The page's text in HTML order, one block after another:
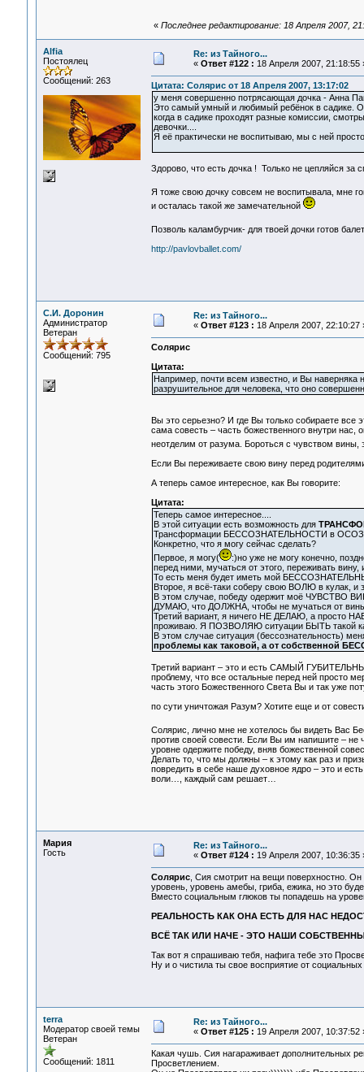
« Последнее редактирование: 18 Апреля 2007,
Alfia
Постоялец
Сообщений: 263
Re: из Тайного...
« Ответ #122 : 18 Апреля 2007, 21:18:55
Цитата: Солярис от 18 Апреля 2007, 13:17:02
у меня совершенно потрясающая дочка - Анна
Это самый умный и любимый ребёнок в садике.
когда в садике проходят разные комиссии,
девочки....
Я её практически не воспитываю, мы с ней
Здорово, что есть дочка ! Только не цепляйся за
Я тоже свою дочку совсем не воспитывала, мне
и осталась такой же замечательной
Позволь каламбурчик- для твоей дочки готов
http://pavlovballet.com/
С.И. Доронин
Администратор
Ветеран
Сообщений: 795
Re: из Тайного...
« Ответ #123 : 18 Апреля 2007, 22:10:27
Солярис
Цитата:
Например, почти всем известно, и Вы наверняка
разрушительное для человека, что оно
Вы это серьезно? И где Вы только собираете все
сама совесть – часть божественного внутри
неотделим от разума. Бороться с чувством
Если Вы переживаете свою вину перед
А теперь самое интересное, как Вы говорите:
Цитата:
Теперь самое интересное....
В этой ситуации есть возможность для
Трансформации БЕССОЗНАТЕЛЬНОСТИ в
Конкретно, что я могу сейчас сделать?
Первое, я могу(
:)но уже не могу конечно,
перед ними, мучаться от этого, переживать вину,
То есть меня будет иметь мой
Второе, я всё-таки соберу свою ВОЛЮ в кулак, и
В этом случае, победу одержит моё ЧУВСТВО
ДУМАЮ, что ДОЛЖНА, чтобы не мучаться от
Третий вариант, я ничего НЕ ДЕЛАЮ, а просто
проживаю. Я ПОЗВОЛЯЮ ситуации БЫТЬ такой
В этом случае ситуация
проблемы как таковой, а от собственной
Третий вариант – это и есть САМЫЙ
проблему, что все остальные перед ней просто
часть этого Божественного Света Вы и так уже
по сути уничтожая Разум? Хотите еще и от
Солярис, лично мне не хотелось бы видеть Вас
против своей совести. Если Вы им напишите –
уровне одержите победу, вняв божественной
Делать то, что мы должны – к этому как раз и
повредить в себе наше духовное ядро – это и
воли…, каждый сам решает…
Мария
Гость
Re: из Тайного...
« Ответ #124 : 19 Апреля 2007, 10:36:35
Солярис, Сия смотрит на вещи поверхностно. Он
уровень, уровень амебы, гриба, ежика, но это
Вместо социальным глюков ты попадешь на
РЕАЛЬНОСТЬ КАК ОНА ЕСТЬ ДЛЯ НАС
ВСЁ ТАК ИЛИ НАЧЕ - ЭТО НАШИ
Так вот я спрашиваю тебя, нафига тебе это
Ну и о чистила ты свое восприятие от
terra
Модератор своей темы
Ветеран
Сообщений: 1811
Re: из Тайного...
« Ответ #125 : 19 Апреля 2007, 10:37:52
Какая чушь. Сия нагараживает дополнительных
Просветлением.